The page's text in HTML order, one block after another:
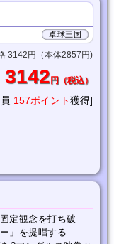
卓球王国
3142円（本体2857円)
3142円（税込）
157ポイント獲得]
定観念を打ち破
」を提唱する